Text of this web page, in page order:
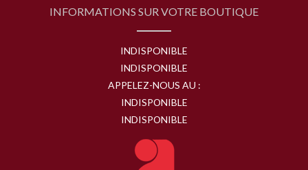
INFORMATIONS SUR VOTRE BOUTIQUE
INDISPONIBLE
INDISPONIBLE
APPELEZ-NOUS AU :
INDISPONIBLE
INDISPONIBLE